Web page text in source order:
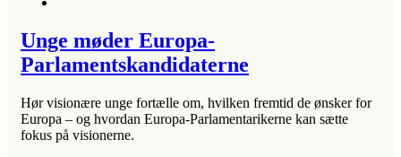
Unge møder Europa-
Parlamentskandidaterne
Hør visionære unge fortælle om, hvilken fremtid de ønsker for
Europa – og hvordan Europa-Parlamentarikerne kan sætte
fokus på visionerne.